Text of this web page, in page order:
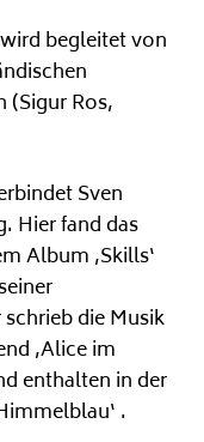
wird begleitet von
(Sigur Ros,
Sven
Hier fand das
Album ‚Skills‘
schrieb die Musik
‚Alice im
enthalten in der
.